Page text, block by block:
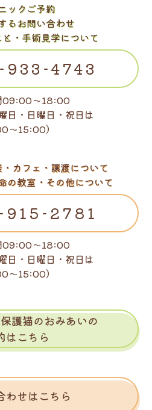
ックご予約
るお問い合わせ
・手術見学について
4743
09:00～18:00
日・日曜日・祝日は
～15:00）
カフェ・譲渡について
の教室・その他について
2781
09:00～18:00
日・日曜日・祝日は
～15:00）
護猫のおみあいの
はこちら
わせはこちら